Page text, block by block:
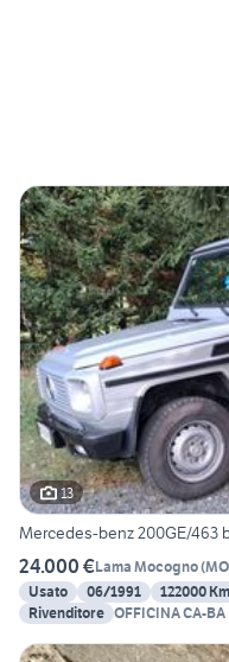
13
Mercedes-benz 200GE/463
24.000 €Lama Mocogno(MO
Usato
06/1991 122000 Km
Rivenditore OFFICINA CA-BA